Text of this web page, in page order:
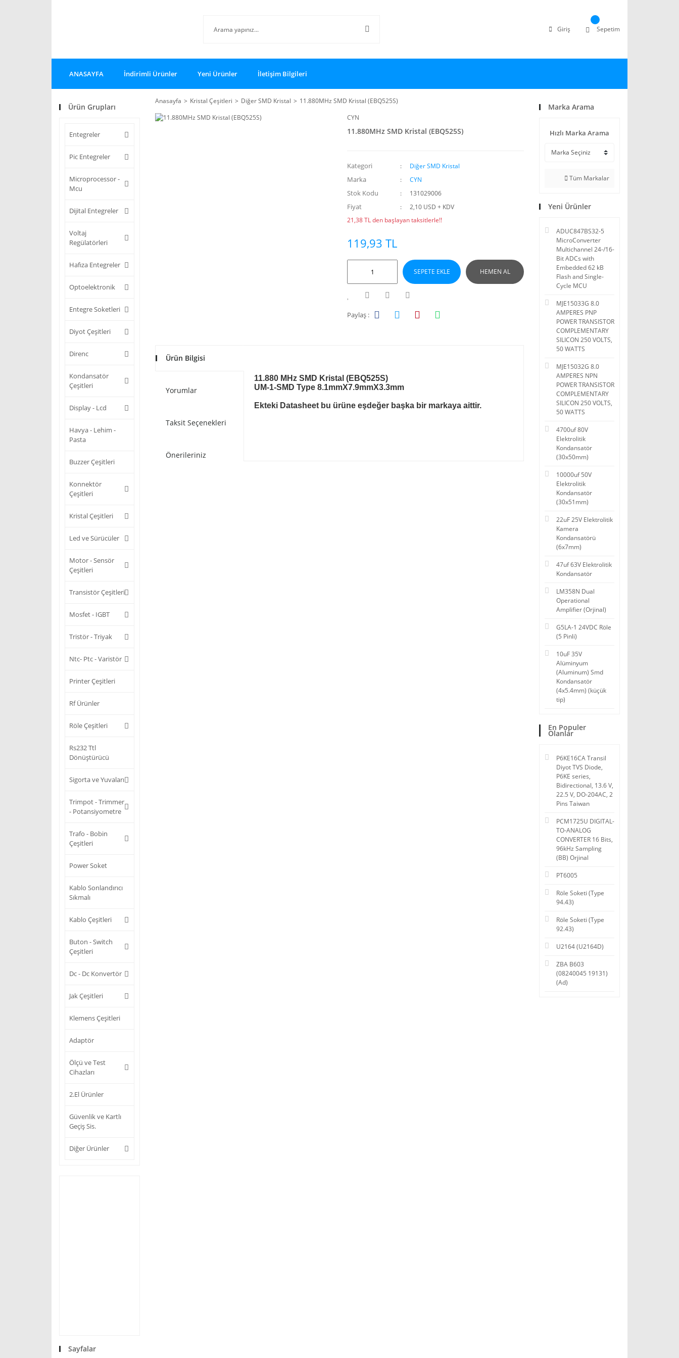
Giriş Sepetim
ANASAYFA İndirimli Ürünler Yeni Ürünler İletişim Bilgileri
Ürün Grupları
Entegreler
Pic Entegreler
Microprocessor -
Mcu
Dijital Entegreler
Voltaj
Regülatörleri
Hafıza Entegreler
Optoelektronik
Entegre Soketleri
Diyot Çeşitleri
Direnc
Kondansatör
Çeşitleri
Display - Lcd
Havya - Lehim -
Pasta
Buzzer Çeşitleri
Konnektör
Çeşitleri
Kristal Çeşitleri
Led ve Sürücüler
Motor - Sensör
Çeşitleri
Transistör Çeşitleri
Mosfet - IGBT
Tristör - Triyak
Ntc- Ptc - Varistör
Printer Çeşitleri
Rf Ürünler
Röle Çeşitleri
Rs232 Ttl
Dönüştürücü
Sigorta ve Yuvaları
Trimpot - Trimmer
- Potansiyometre
Trafo - Bobin
Çeşitleri
Power Soket
Kablo Sonlandırıcı
Sıkmalı
Kablo Çeşitleri
Buton - Switch
Çeşitleri
Dc - Dc Konvertör
Jak Çeşitleri
Klemens Çeşitleri
Adaptör
Ölçü ve Test
Cihazları
2.El Ürünler
Güvenlik ve Kartlı
Geçiş Sis.
Diğer Ürünler
Sayfalar
Anasayfa Kristal Çeşitleri Diğer SMD Kristal
11.880MHz SMD Kristal (EBQ525S)
CYN
11.880MHz SMD Kristal (EBQ525S)
Kategori Diğer SMD Kristal
Marka CYN
Stok Kodu 131029006
Fiyat
2,10 USD + KDV
21,38 TL den başlayan taksitlerle!!
119,93 TL
SEPETE EKLE HEMEN AL
Paylaş :
Ürün Bilgisi
Yorumlar
Taksit Seçenekleri
Önerileriniz
11.880 MHz SMD Kristal (EBQ525S)
UM-1-SMD Type 8.1mmX7.9mmX3.3mm
Ekteki Datasheet bu ürüne eşdeğer başka bir markaya aittir.
Marka Arama
Hızlı Marka Arama
Tüm Markalar
Yeni Ürünler
ADUC847BS32-5
MicroConverter
Multichannel 24-/16-
Bit ADCs with
Embedded 62 kB
Flash and Single-
Cycle MCU
MJE15033G 8.0
AMPERES PNP
POWER TRANSISTOR
COMPLEMENTARY
SILICON 250 VOLTS,
50 WATTS
MJE15032G 8.0
AMPERES NPN
POWER TRANSISTOR
COMPLEMENTARY
SILICON 250 VOLTS,
50 WATTS
4700uf 80V
Elektrolitik
Kondansatör
(30x50mm)
10000uf 50V
Elektrolitik
Kondansatör
(30x51mm)
22uF 25V Elektrolitik
Kamera
Kondansatörü
(6x7mm)
47uf 63V Elektrolitik
Kondansatör
LM358N Dual
Operational
Amplifier (Orjinal)
G5LA-1 24VDC Röle
(5 Pinli)
10uF 35V
Alüminyum
(Aluminum) Smd
Kondansatör
(4x5.4mm) (küçük
tip)
En Populer
Olanlar
P6KE16CA Transil
Diyot TVS Diode,
P6KE series,
Bidirectional, 13.6 V,
22.5 V, DO-204AC, 2
Pins Taiwan
PCM1725U DIGITAL-
TO-ANALOG
CONVERTER 16 Bits,
96kHz Sampling
(BB) Orjinal
PT6005
Röle Soketi (Type
94.43)
Röle Soketi (Type
92.43)
U2164 (U2164D)
ZBA B603
(08240045 19131)
(Ad)